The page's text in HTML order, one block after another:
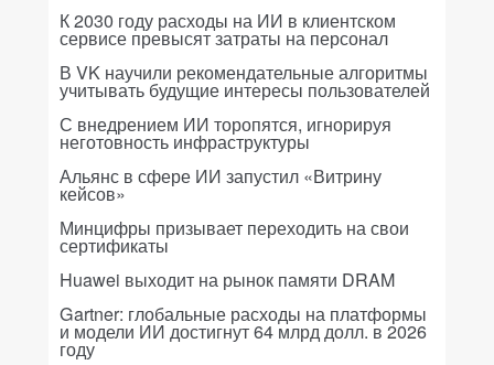
К 2030 году расходы на ИИ в клиентском
сервисе превысят затраты на персонал
В VK научили рекомендательные алгоритмы
учитывать будущие интересы пользователей
С внедрением ИИ торопятся, игнорируя
неготовность инфраструктуры
Альянс в сфере ИИ запустил «Витрину
кейсов»
Минцифры призывает переходить на свои
сертификаты
Huawei выходит на рынок памяти DRAM
Gartner: глобальные расходы на платформы
и модели ИИ достигнут 64 млрд долл. в 2026
году